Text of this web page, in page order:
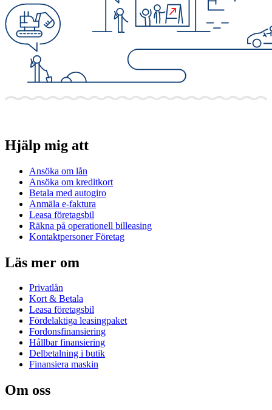
Hjälp mig att
Ansöka om lån
Ansöka om kreditkort
Betala med autogiro
Anmäla e-faktura
Leasa företagsbil
Räkna på operationell billeasing
Kontaktpersoner Företag
Läs mer om
Privatlån
Kort & Betala
Leasa företagsbil
Fördelaktiga leasingpaket
Fordonsfinansiering
Hållbar finansiering
Delbetalning i butik
Finansiera maskin
Om oss